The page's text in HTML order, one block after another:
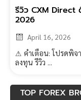
รีวิว CXM Direct
2026
April 16, 2026
⚠ คำเตือน: โปรดพิจ
ลงทุน รีวิว ...
TOP FOREX